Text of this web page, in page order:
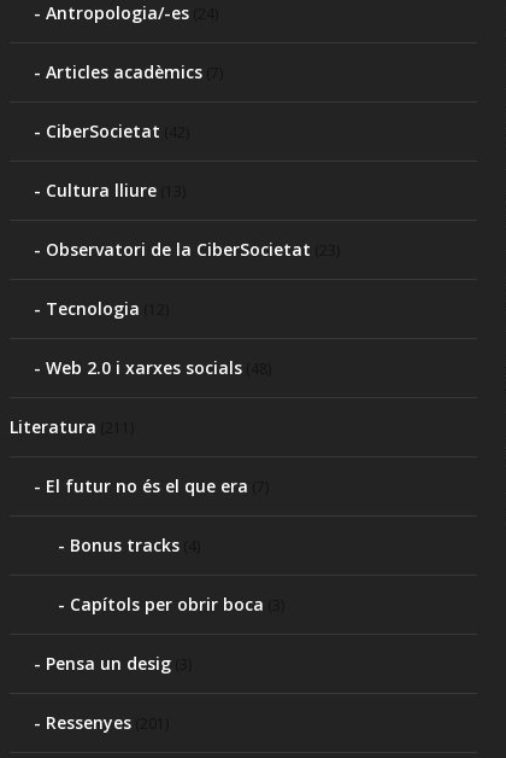
Antropologia/-es
Articles acadèmics
CiberSocietat
Cultura lliure
Observatori de la CiberSocietat
Tecnologia
Web 2.0 i xarxes socials
Literatura
El futur no és el que era
Bonus tracks
Capítols per obrir boca
Pensa un desig
Ressenyes